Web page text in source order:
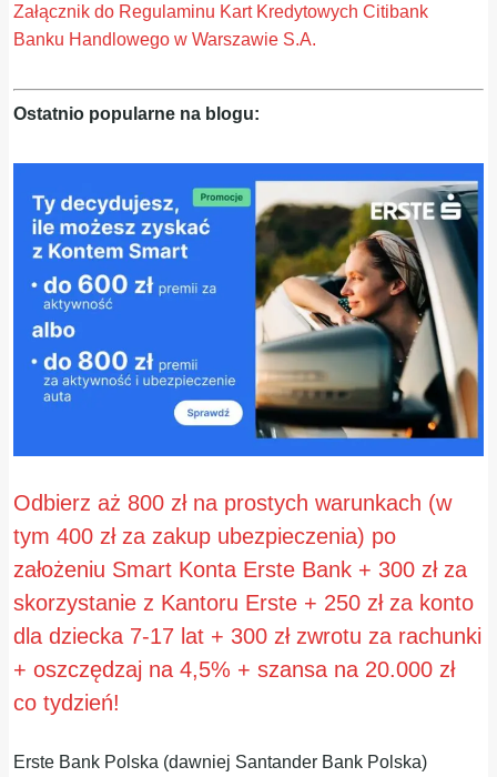
Załącznik do Regulaminu Kart Kredytowych Citibank
Banku Handlowego w Warszawie S.A.
Ostatnio popularne na blogu:
Odbierz aż 800 zł na prostych warunkach (w
tym 400 zł za zakup ubezpieczenia) po
założeniu Smart Konta Erste Bank + 300 zł za
skorzystanie z Kantoru Erste + 250 zł za konto
dla dziecka 7-17 lat + 300 zł zwrotu za rachunki
+ oszczędzaj na 4,5% + szansa na 20.000 zł
co tydzień!
Erste Bank Polska (dawniej Santander Bank Polska)